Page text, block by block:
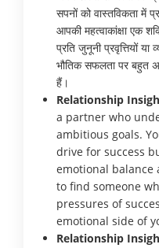
सपनों को वास्तविकता
आपकी महत्वाकांक्षा एक
प्रति जुनूनी प्रवृत्तियों या
भौतिक सफलता पर बहुत
हैं।
Relationship
a partner who
ambitious goals.
drive for success
emotional balance
to find someone
pressures of
emotional side of
Relationship